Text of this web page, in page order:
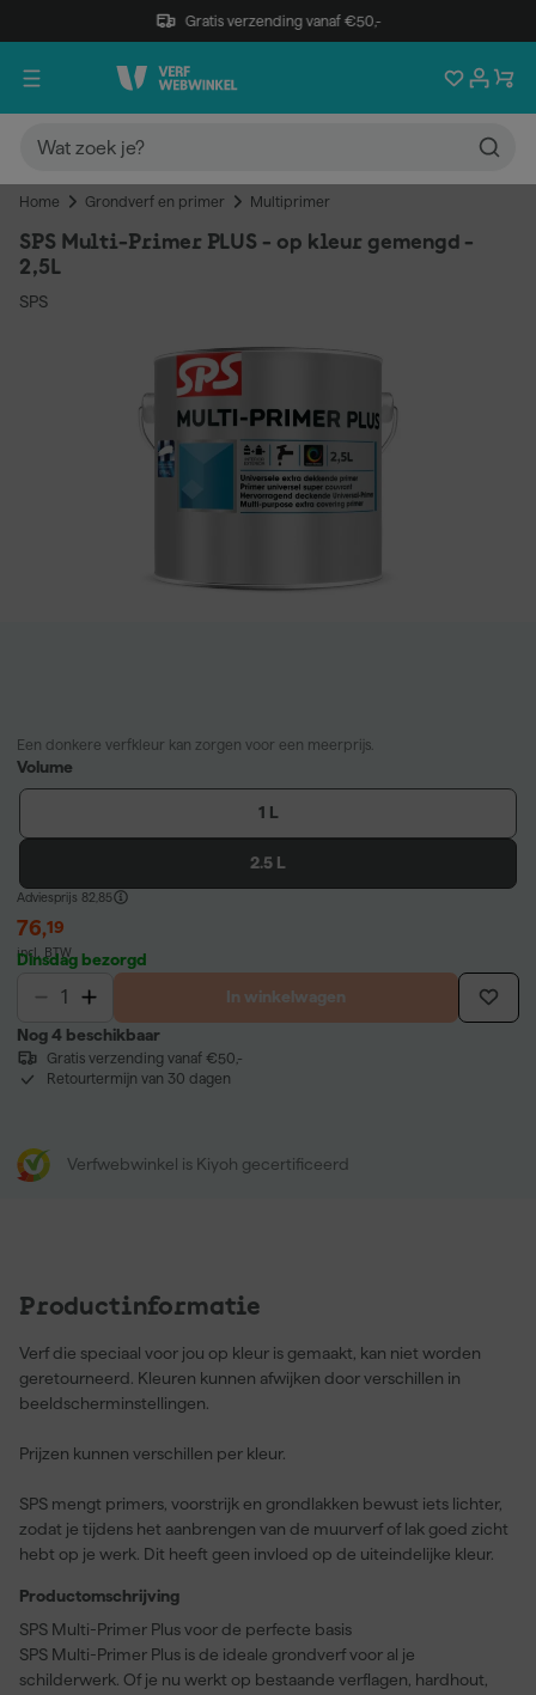
Gratis verzending vanaf €50,-
Home Grondverf en primer Multiprimer
SPS Multi-Primer PLUS - op kleur gemengd -
2,5L
SPS
Een donkere verfkleur kan zorgen voor een meerprijs.
Volume
1 L
2.5 L
Adviesprijs 82,85
76,19
incl. BTW
Dinsdag bezorgd
In winkelwagen
Nog 4 beschikbaar
Gratis verzending vanaf €50,-
Retourtermijn van 30 dagen
Verfwebwinkel is Kiyoh gecertificeerd
Productinformatie
Verf die speciaal voor jou op kleur is gemaakt, kan niet worden
geretourneerd. Kleuren kunnen afwijken door verschillen in
beeldscherminstellingen.
Prijzen kunnen verschillen per kleur.
SPS mengt primers, voorstrijk en grondlakken bewust iets lichter,
zodat je tijdens het aanbrengen van de muurverf of lak goed zicht
hebt op je werk. Dit heeft geen invloed op de uiteindelijke kleur.
Productomschrijving
SPS Multi-Primer Plusvoor de perfecte basis
SPS Multi-Primer Plus is de ideale grondverf voor al je
schilderwerk. Of je nu werkt op bestaande verflagen, hardhout,